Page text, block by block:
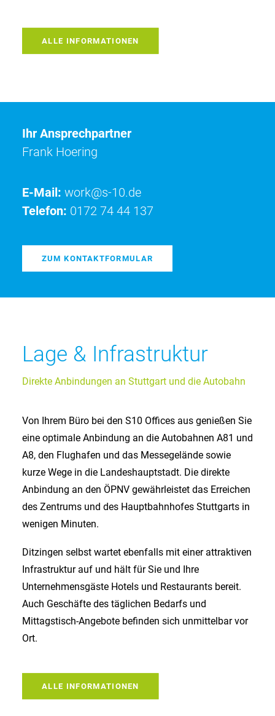
ALLE INFORMATIONEN
Ihr Ansprechpartner
Frank Hoering
E-Mail: work@s-10.de
Telefon: 0172 74 44 137
ZUM KONTAKTFORMULAR
Lage & Infrastruktur
Direkte Anbindungen an Stuttgart und die Autobahn
Von Ihrem Büro bei den S10 Offices aus genießen Sie
eine optimale Anbindung an die Autobahnen A81 und
A8, den Flughafen und das Messegelände sowie
kurze Wege in die Landeshauptstadt. Die direkte
Anbindung an den ÖPNV gewährleistet das Erreichen
des Zentrums und des Hauptbahnhofes Stuttgarts in
wenigen Minuten.
Ditzingen selbst wartet ebenfalls mit einer attraktiven
Infrastruktur auf und hält für Sie und Ihre
Unternehmensgäste Hotels und Restaurants bereit.
Auch Geschäfte des täglichen Bedarfs und
Mittagstisch-Angebote befinden sich unmittelbar vor
Ort.
ALLE INFORMATIONEN